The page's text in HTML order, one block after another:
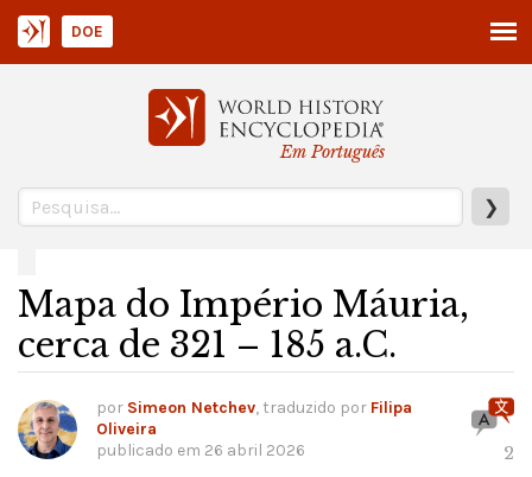
Em Português
❯
DOE
Mapa do Império Máuria,
cerca de 321 – 185 a.C.
por Simeon Netchev, traduzido por Filipa
Oliveira
publicado em 26 abril 2026 2